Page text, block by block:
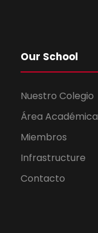
Our School
Nuestro Colegio
Área Académica
Miembros
Infrastructure
Contacto